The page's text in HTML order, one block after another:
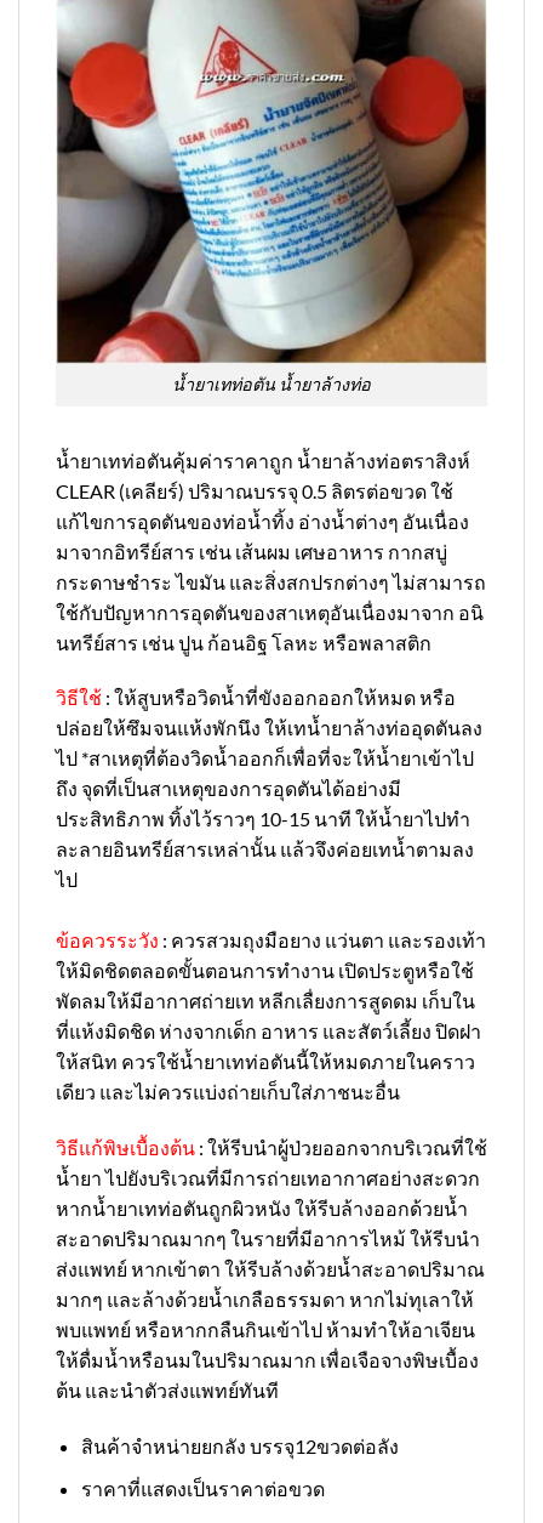
น้ำยาเทท่อตัน น้ำยาล้างท่อ
น้ำยาเทท่อตันคุ้มค่าราคาถูก น้ำยาล้างท่อตราสิงห์
CLEAR (เคลียร์) ปริมาณบรรจุ 0.5 ลิตรต่อขวด ใช้
แก้ไขการอุดตันของท่อน้ำทิ้ง อ่างน้ำต่างๆ อันเนื่อง
มาจากอิทรีย์สาร เช่น เส้นผม เศษอาหาร กากสบู่
กระดาษชำระ ไขมัน และสิ่งสกปรกต่างๆ ไม่สามารถ
ใช้กับปัญหาการอุดตันของสาเหตุอันเนื่องมาจาก อนิ
นทรีย์สาร เช่น ปูน ก้อนอิฐ โลหะ หรือพลาสติก
วิธีใช้ : ให้สูบหรือวิดน้ำที่ขังออกออกให้หมด หรือ
ปล่อยให้ซึมจนแห้งพักนึง ให้เทน้ำยาล้างท่ออุดตันลง
ไป *สาเหตุที่ต้องวิดน้ำออกก็เพื่อที่จะให้น้ำยาเข้าไป
ถึง จุดที่เป็นสาเหตุของการอุดตันได้อย่างมี
ประสิทธิภาพ ทิ้งไว้ราวๆ 10-15 นาที ให้น้ำยาไปทำ
ละลายอินทรีย์สารเหล่านั้น แล้วจึงค่อยเทน้ำตามลง
ไป
ข้อควรระวัง : ควรสวมถุงมือยาง แว่นตา และรองเท้า
ให้มิดชิดตลอดขั้นตอนการทำงาน เปิดประตูหรือใช้
พัดลมให้มีอากาศถ่ายเท หลีกเลื่ยงการสูดดม เก็บใน
ที่แห้งมิดชิด ห่างจากเด็ก อาหาร และสัตว์เลี้ยง ปิดฝา
ให้สนิท ควรใช้น้ำยาเทท่อตันนี้ให้หมดภายในคราว
เดียว และไม่ควรแบ่งถ่ายเก็บใส่ภาชนะอื่น
วิธีแก้พิษเบื้องต้น : ให้รีบนำผู้ป่วยออกจากบริเวณที่ใช้
น้ำยา ไปยังบริเวณที่มีการถ่ายเทอากาศอย่างสะดวก
หากน้ำยาเทท่อตันถูกผิวหนัง ให้รีบล้างออกด้วยน้ำ
สะอาดปริมาณมากๆ ในรายที่มีอาการไหม้ ให้รีบนำ
ส่งแพทย์ หากเข้าตา ให้รีบล้างด้วยน้ำสะอาดปริมาณ
มากๆ และล้างด้วยน้ำเกลือธรรมดา หากไม่ทุเลาให้
พบแพทย์ หรือหากกลืนกินเข้าไป ห้ามทำให้อาเจียน
ให้ดื่มน้ำหรือนมในปริมาณมาก เพื่อเจือจางพิษเบื้อง
ต้น และนำตัวส่งแพทย์ทันที
สินค้าจำหน่ายยกลัง บรรจุ12ขวดต่อลัง
ราคาที่แสดงเป็นราคาต่อขวด